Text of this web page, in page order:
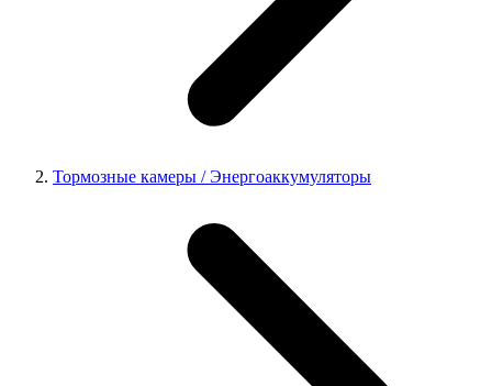
Тормозные камеры / Энергоаккумуляторы